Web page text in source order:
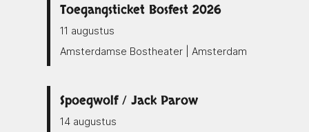
Toegangsticket Bosfest 2026
11 augustus
Amsterdamse Bostheater | Amsterdam
Spoegwolf / Jack Parow
14 augustus